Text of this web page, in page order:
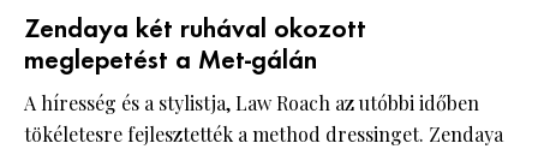
Zendaya két ruhával okozott
meglepetést a Met-gálán
A híresség és a stylistja, Law Roach az utóbbi időben
tökéletesre fejlesztették a method dressinget. Zendaya